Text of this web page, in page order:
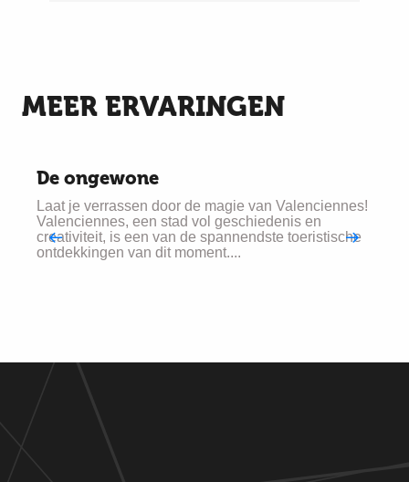
MEER ERVARINGEN
De ongewone
Laat je verrassen door de magie van Valenciennes!
Valenciennes, een stad vol geschiedenis en
creativiteit, is een van de spannendste toeristische
ontdekkingen van dit moment....